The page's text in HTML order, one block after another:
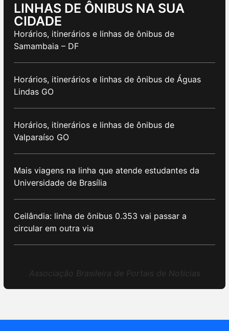
LINHAS DE ÔNIBUS NA SUA
CIDADE
Horários, itinerários e linhas de ônibus de
Samambaia – DF
Horários, itinerários e linhas de ônibus de Águas
Lindas GO
Horários, itinerários e linhas de ônibus de
Valparaíso GO
Mais viagens na linha que atende estudantes da
Universidade de Brasília
Ceilândia: linha de ônibus 0.353 vai passar a
circular em outra via
Associação Brasileira de Portais de Notícias